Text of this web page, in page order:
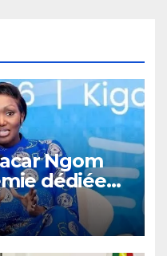
Ngom
dédiée
des